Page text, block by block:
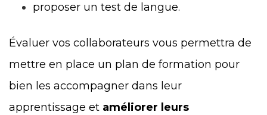
proposer un test de langue.
Évaluer vos collaborateurs vous permettra de
mettre en place un plan de formation pour
bien les accompagner dans leur
apprentissage et améliorer leurs